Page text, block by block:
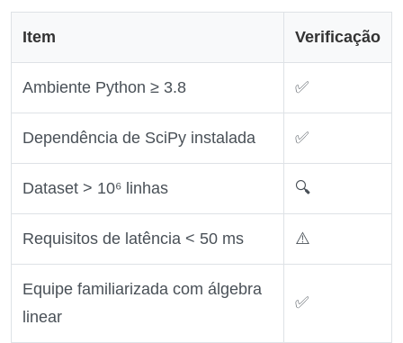
Item Verificação
Ambiente Python ≥ 3.8 ✅
Dependência de SciPy instalada ✅
Dataset > 10⁶ linhas 🔍
Requisitos de latência < 50 ms ⚠️
Equipe familiarizada com álgebra
linear
✅